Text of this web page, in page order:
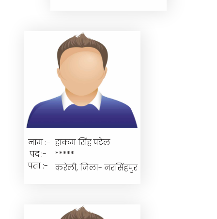
नाम :-
पद :-
पता :-
हाकम सिंह पटेल
*****
करेली, जिला- नरसिंहपुर